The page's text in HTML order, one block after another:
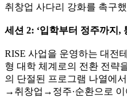
취창업 사다리 강화를 촉구
세션 2: ‘입학부터 정주까지,
RISE 사업을 운영하는 대전
형 대학 체계로의 전환 전략
의 단절된 프로그램 나열에
→취창업→정주·순환으로 이